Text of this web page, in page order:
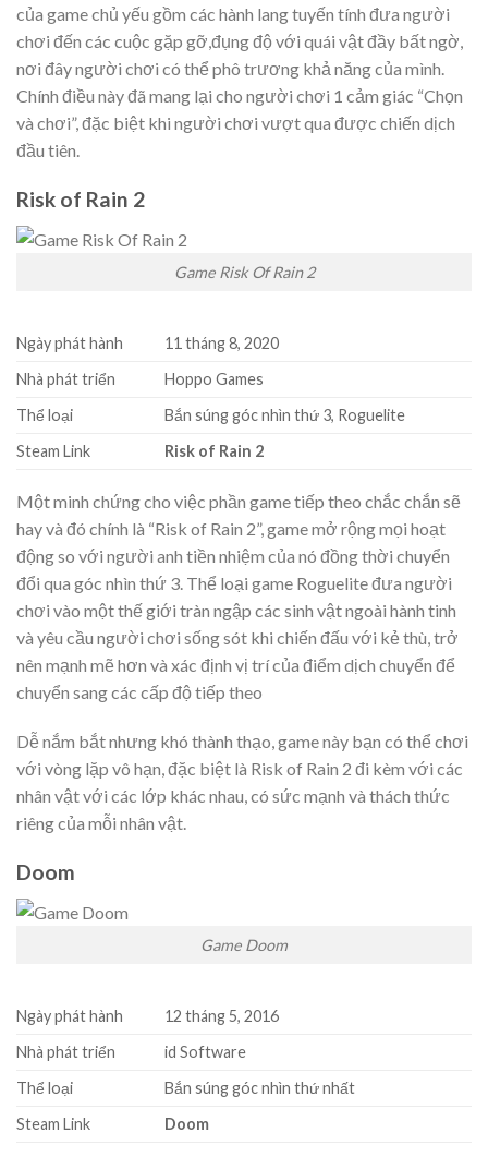
của game chủ yếu gồm các hành lang tuyến tính đưa người
chơi đến các cuộc gặp gỡ,đụng độ với quái vật đầy bất ngờ,
nơi đây người chơi có thể phô trương khả năng của mình.
Chính điều này đã mang lại cho người chơi 1 cảm giác “Chọn
và chơi”, đặc biệt khi người chơi vượt qua được chiến dịch
đầu tiên.
Risk of Rain 2
Game Risk Of Rain 2
Ngày phát hành
11 tháng 8, 2020
Nhà phát triển
Hoppo Games
Thể loại
Bắn súng góc nhìn thứ 3, Roguelite
Steam Link
Risk of Rain 2
Một minh chứng cho việc phần game tiếp theo chắc chắn sẽ
hay và đó chính là “Risk of Rain 2”, game mở rộng mọi hoạt
động so với người anh tiền nhiệm của nó đồng thời chuyển
đổi qua góc nhìn thứ 3. Thể loại game Roguelite đưa người
chơi vào một thế giới tràn ngập các sinh vật ngoài hành tinh
và yêu cầu người chơi sống sót khi chiến đấu với kẻ thù, trở
nên mạnh mẽ hơn và xác định vị trí của điểm dịch chuyển để
chuyển sang các cấp độ tiếp theo
Dễ nắm bắt nhưng khó thành thạo, game này bạn có thể chơi
với vòng lặp vô hạn, đặc biệt là Risk of Rain 2 đi kèm với các
nhân vật với các lớp khác nhau, có sức mạnh và thách thức
riêng của mỗi nhân vật.
Doom
Game Doom
Ngày phát hành
12 tháng 5, 2016
Nhà phát triển
id Software
Thể loại
Bắn súng góc nhìn thứ nhất
Steam Link
Doom